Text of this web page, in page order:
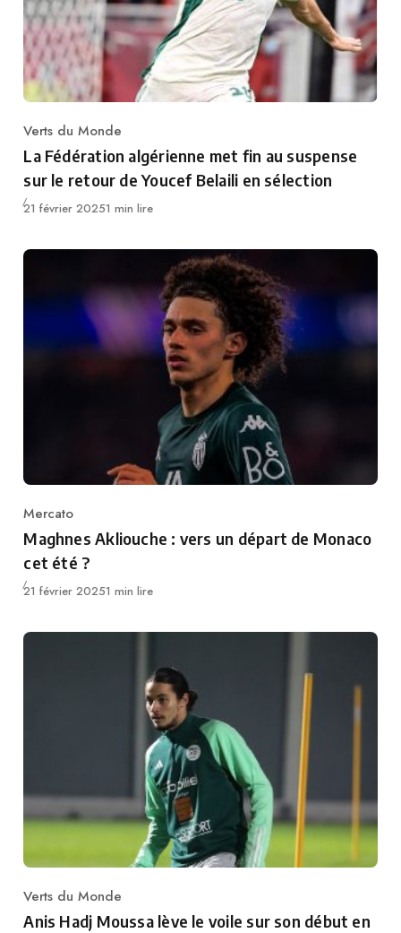
Category
Verts du Monde
La Fédération algérienne met fin au suspense
sur le retour de Youcef Belaili en sélection
Publié
21 février 20251 min lire
Category
Mercato
Maghnes Akliouche : vers un départ de Monaco
cet été ?
Publié
21 février 20251 min lire
Category
Verts du Monde
Anis Hadj Moussa lève le voile sur son début en